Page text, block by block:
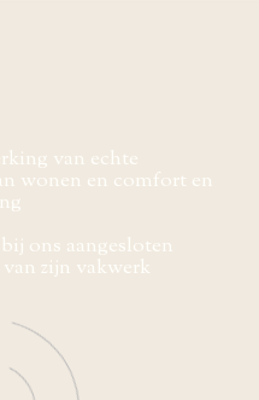
van echte
wonen en comfort en
ons aangesloten
zijn vakwerk